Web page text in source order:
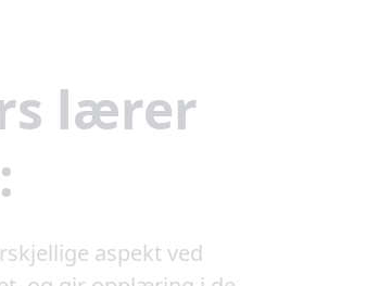
lærer
aspekt ved